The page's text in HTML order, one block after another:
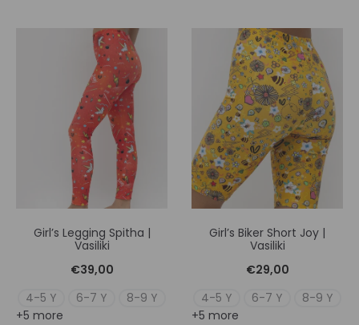
Girl’s Legging Spitha |
Vasiliki
€39,00
4-5 Y
6-7 Y
8-9 Y
+5 more
Girl’s Biker Short Joy |
Vasiliki
€29,00
4-5 Y
6-7 Y
8-9 Y
+5 more